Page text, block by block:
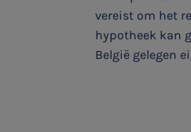
vereist om het
hypotheek kan
België gelegen